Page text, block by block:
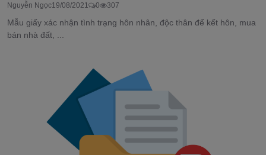
Nguyễn Ngọc19/08/2021 0 307
Mẫu giấy xác nhận tình trạng hôn nhân, độc thân để kết hôn, mua
bán nhà đất, ...